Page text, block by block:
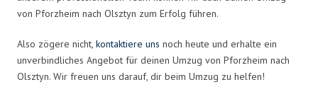
von Pforzheim nach Olsztyn zum Erfolg führen.
Also zögere nicht, kontaktiere uns noch heute und erhalte ein
unverbindliches Angebot für deinen Umzug von Pforzheim nach
Olsztyn. Wir freuen uns darauf, dir beim Umzug zu helfen!